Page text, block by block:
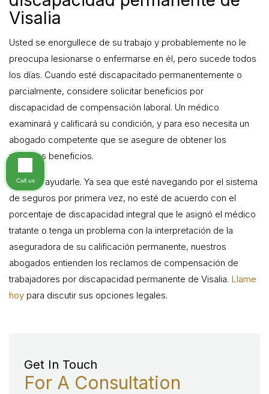
Visalia
Usted se enorgullece de su trabajo y probablemente no le
preocupa lesionarse o enfermarse en él, pero sucede todos
los días. Cuando esté discapacitado permanentemente o
parcialmente, considere solicitar beneficios por
discapacidad de compensación laboral. Un médico
examinará y calificará su condición, y para eso necesita un
abogado competente que se asegure de obtener los
máximos beneficios.
Déjenos ayudarle. Ya sea que esté navegando por el sistema
de seguros por primera vez, no esté de acuerdo con el
porcentaje de discapacidad integral que le asignó el médico
tratante o tenga un problema con la interpretación de la
aseguradora de su calificación permanente, nuestros
abogados entienden los reclamos de compensación de
trabajadores por discapacidad permanente de Visalia. Llame
hoy para discutir sus opciones legales.
Get In Touch
For A Consultation
Call us